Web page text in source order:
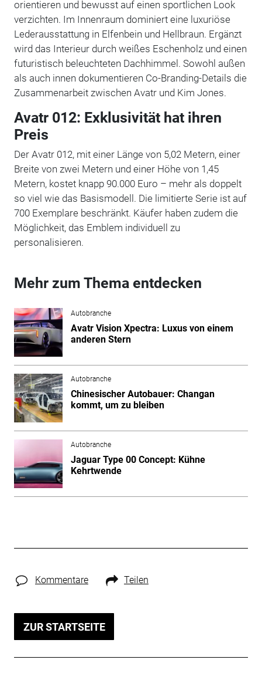
orientieren und bewusst auf einen sportlichen Look
verzichten. Im Innenraum dominiert eine luxuriöse
Lederausstattung in Elfenbein und Hellbraun. Ergänzt
wird das Interieur durch weißes Eschenholz und einen
futuristisch beleuchteten Dachhimmel. Sowohl außen
als auch innen dokumentieren Co-Branding-Details die
Zusammenarbeit zwischen Avatr und Kim Jones.
Avatr 012: Exklusivität hat ihren
Preis
Der Avatr 012, mit einer Länge von 5,02 Metern, einer
Breite von zwei Metern und einer Höhe von 1,45
Metern, kostet knapp 90.000 Euro – mehr als doppelt
so viel wie das Basismodell. Die limitierte Serie ist auf
700 Exemplare beschränkt. Käufer haben zudem die
Möglichkeit, das Emblem individuell zu
personalisieren.
Mehr zum Thema entdecken
Autobranche
Avatr Vision Xpectra: Luxus von einem
anderen Stern
Autobranche
Chinesischer Autobauer: Changan
kommt, um zu bleiben
Autobranche
Jaguar Type 00 Concept: Kühne
Kehrtwende
Kommentare Teilen
ZUR STARTSEITE